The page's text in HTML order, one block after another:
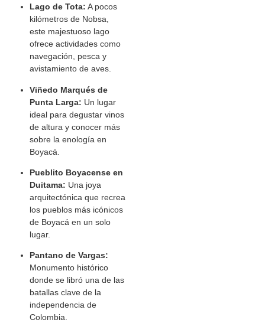
Lago de Tota: A pocos
kilómetros de Nobsa,
este majestuoso lago
ofrece actividades como
navegación, pesca y
avistamiento de aves.
Viñedo Marqués de
Punta Larga: Un lugar
ideal para degustar vinos
de altura y conocer más
sobre la enología en
Boyacá.
Pueblito Boyacense en
Duitama: Una joya
arquitectónica que recrea
los pueblos más icónicos
de Boyacá en un solo
lugar.
Pantano de Vargas:
Monumento histórico
donde se libró una de las
batallas clave de la
independencia de
Colombia.